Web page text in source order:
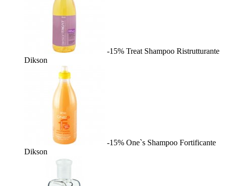
-15% Treat Shampoo Ristrutturante
Dikson
-15% One`s Shampoo Fortificante
Dikson